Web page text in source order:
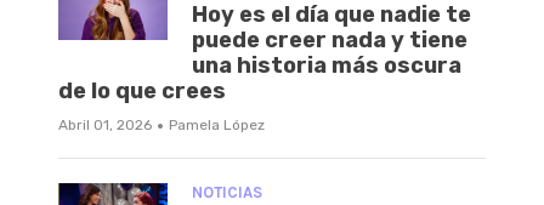
Hoy es el día que nadie te
puede creer nada y tiene
una historia más oscura
de lo que crees
Abril 01, 2026 · Pamela López
NOTICIAS